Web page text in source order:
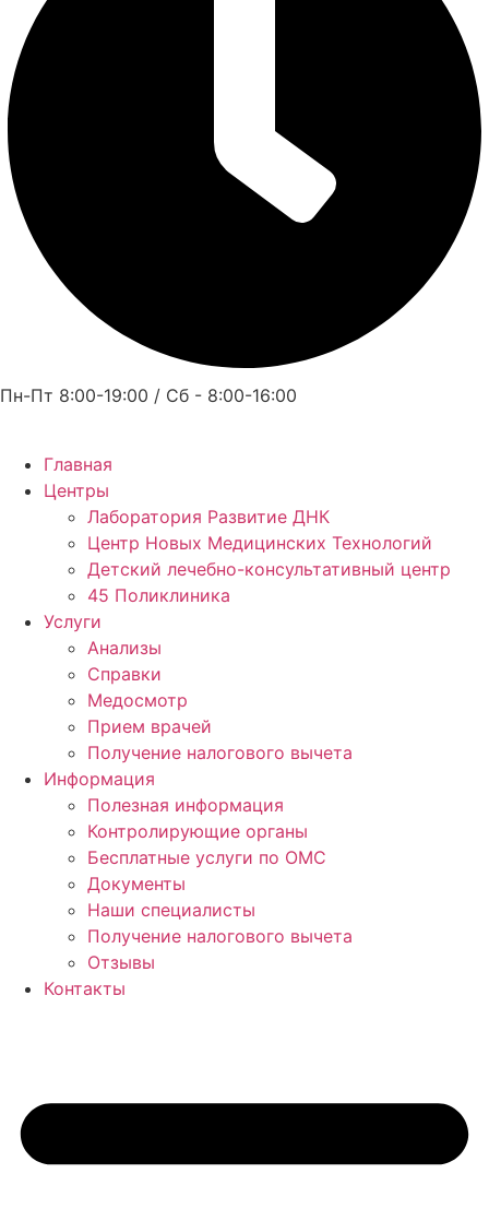
Пн-Пт 8:00-19:00 / Сб - 8:00-16:00
Главная
Центры
Лаборатория Развитие ДНК
Центр Новых Медицинских Технологий
Детский лечебно-консультативный центр
45 Поликлиника
Услуги
Анализы
Справки
Медосмотр
Прием врачей
Получение налогового вычета
Информация
Полезная информация
Контролирующие органы
Бесплатные услуги по ОМС
Документы
Наши специалисты
Получение налогового вычета
Отзывы
Контакты